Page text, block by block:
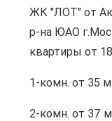
ЖК "ЛОТ" от
р-на ЮАО
квартиры от
1-комн. от 35
2-комн. от 37